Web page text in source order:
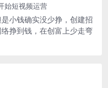
始短视频运营
小钱确实没少挣，创建招
挣到钱，在创富上少走弯